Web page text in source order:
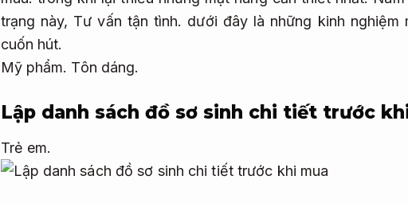
trạng này, Tư vấn tận tình. dưới đây là những kinh
cuốn hút.
Mỹ phẩm. Tôn dáng.
Lập danh sách đồ sơ sinh chi tiết trước
Trẻ em.